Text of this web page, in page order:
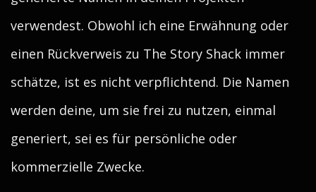
verwendest. Obwohl ich eine Erwähnung oder
einen Rückverweis zu The Story Shack immer
schätze, ist es nicht verpflichtend. Die Namen
werden deine, um sie frei zu nutzen, einmal
generiert, sei es für persönliche oder
kommerzielle Zwecke.